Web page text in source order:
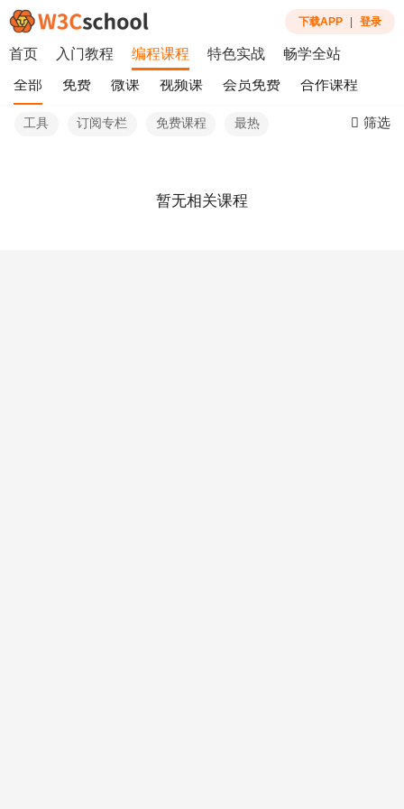
下载APP 登录
首页 入门教程 编程课程 特色实战 畅学全站
全部 免费 微课 视频课 会员免费 合作课程
工具 订阅专栏 免费课程 最热 筛选
暂无相关课程